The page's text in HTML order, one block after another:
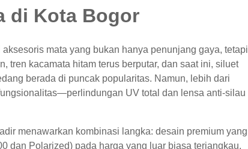
di Kota Bogor
mata yang bukan hanya penunjang gaya, tetapi
tren kacamata hitam terus berputar, dan saat ini, siluet
berada di puncak popularitas. Namun, lebih dari
UV total dan lensa anti-silau
menawarkan kombinasi langka: desain premium yang
dan Polarized) pada harga yang luar biasa terjangkau,